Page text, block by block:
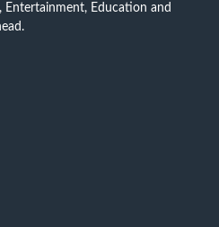
Entertainment, Education and